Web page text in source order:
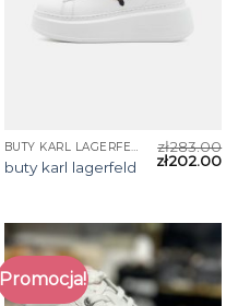
BUTY KARL LAGERFELD
buty karl lagerfeld
zł283.00
zł202.00
Promocja!